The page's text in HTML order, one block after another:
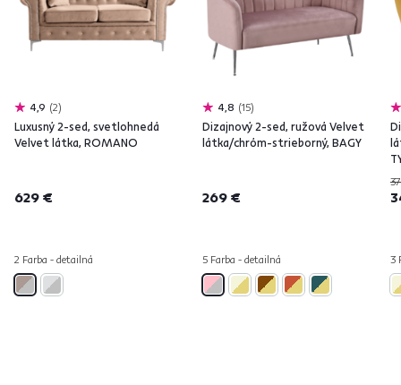
4,9 2
Luxusný 2-sed, svetlohnedá
Velvet látka, ROMANO
629 €
2 Farba - detailná
4,8 15
Dizajnový 2-sed, ružová Velvet
látka/chróm-strieborný, BAGY
269 €
5 Farba - detailná 3